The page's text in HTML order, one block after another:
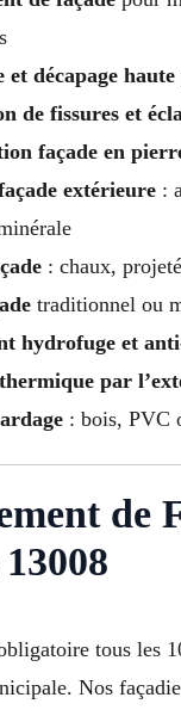
et décapage haute
de fissures et
façade en
extérieure:
: chaux,
traditionnel ou
hydrofuge et
par
: bois, PVC
de
tous les
Nos